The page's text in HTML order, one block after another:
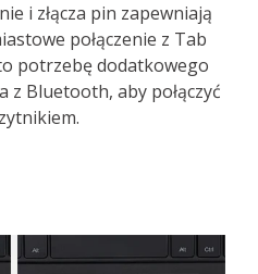
i złącza pin zapewniają
połączenie z Tab
potrzebę dodatkowego
z Bluetooth, aby połączyć